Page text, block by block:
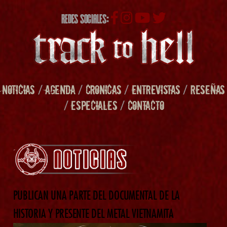
REDES SOCIALES:
NOTICIAS /AGENDA/ CRONICAS/ENTREVISTAS/RESEÑAS
/ESPECIALES/ CONTACTO
PUBLICAN UNA PARTE DEL DOCUMENTAL DE LA
HISTORIA Y PRESENTE DEL METAL VIETNAMITA